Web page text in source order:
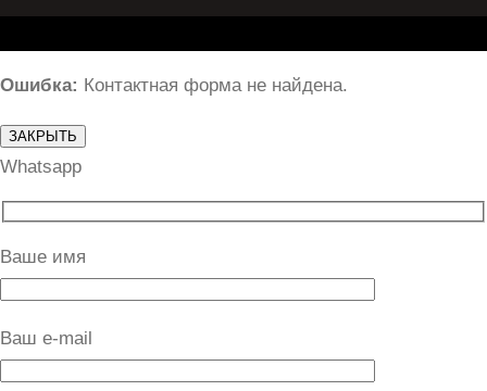
Ошибка: Контактная форма не найдена.
ЗАКРЫТЬ
Whatsapp
Ваше имя
Ваш e-mail